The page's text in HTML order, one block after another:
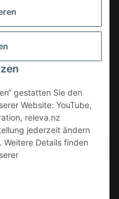
gestatten Sie den
Website: YouTube,
releva.nz
jederzeit ändern
Details finden